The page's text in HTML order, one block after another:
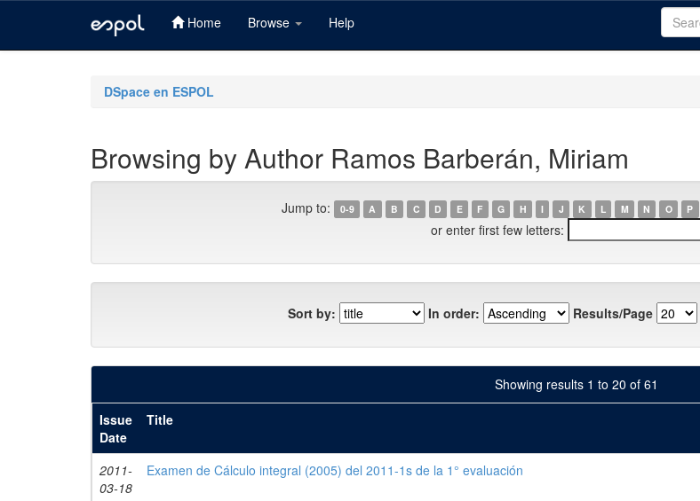
Home Browse Help
DSpace en ESPOL
Browsing by Author Ramos Barberán, Miriam
Jump to: 0-9 A B C D E F G H I J K L M N O P
or enter first few letters:
Sort by: In order: Results/Page
Showing results 1 to 20 of 61
Issue
Date
Title
2011-
03-18
Examen de Cálculo integral (2005) del 2011-1s de la 1° evaluación